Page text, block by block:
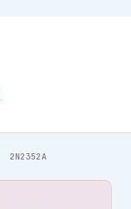
2N2352A